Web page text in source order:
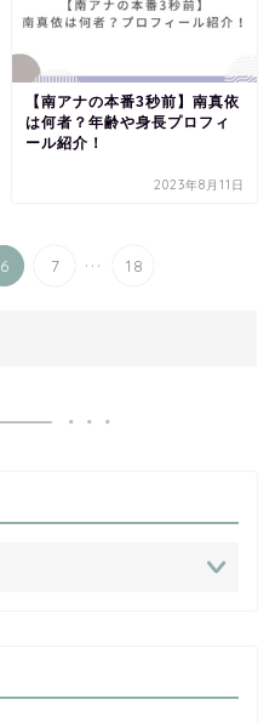
【南アナの本番3秒前】南真依
は何者？年齢や身長プロフィ
ール紹介！
2023年8月11日
6 7 ... 18